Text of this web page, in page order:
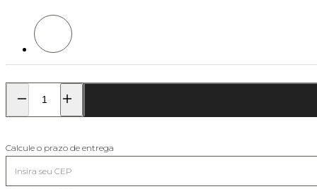
Cor: Rosê Romã
Calcule o prazo de entrega